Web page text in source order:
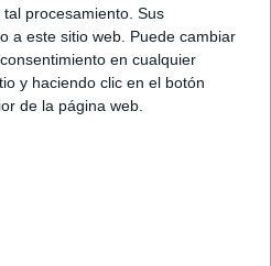
procesamiento. Sus
a este sitio web. Puede cambiar
en cualquier
y haciendo clic en el botón
de la página web.